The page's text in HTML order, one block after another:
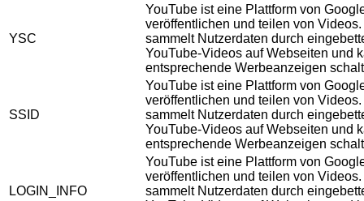
YSC
YouTube ist eine Plattform von
veröffentlichen und teilen von
sammelt Nutzerdaten durch
YouTube-Videos auf Webseiten und
entsprechende Werbeanzeigen
SSID
YouTube ist eine Plattform von
veröffentlichen und teilen von
sammelt Nutzerdaten durch
YouTube-Videos auf Webseiten und
entsprechende Werbeanzeigen
LOGIN_INFO
YouTube ist eine Plattform von
veröffentlichen und teilen von
sammelt Nutzerdaten durch